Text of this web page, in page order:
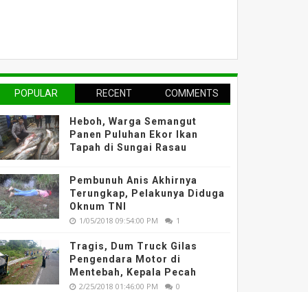
POPULAR RECENT COMMENTS
Heboh, Warga Semangut
Panen Puluhan Ekor Ikan
Tapah di Sungai Rasau
Pembunuh Anis Akhirnya
Terungkap, Pelakunya Diduga
Oknum TNI
1/05/2018 09:54:00 PM 1
Tragis, Dum Truck Gilas
Pengendara Motor di
Mentebah, Kepala Pecah
2/25/2018 01:46:00 PM 0